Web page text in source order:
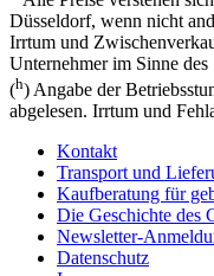
Düsseldorf, wenn nicht
Irrtum und
Unternehmer im Sinne
(h) Angabe der
abgelesen. Irrtum und
Kontakt
Transport und
Kaufberatung für
Die Geschichte des
Newsletter-
Datenschutz